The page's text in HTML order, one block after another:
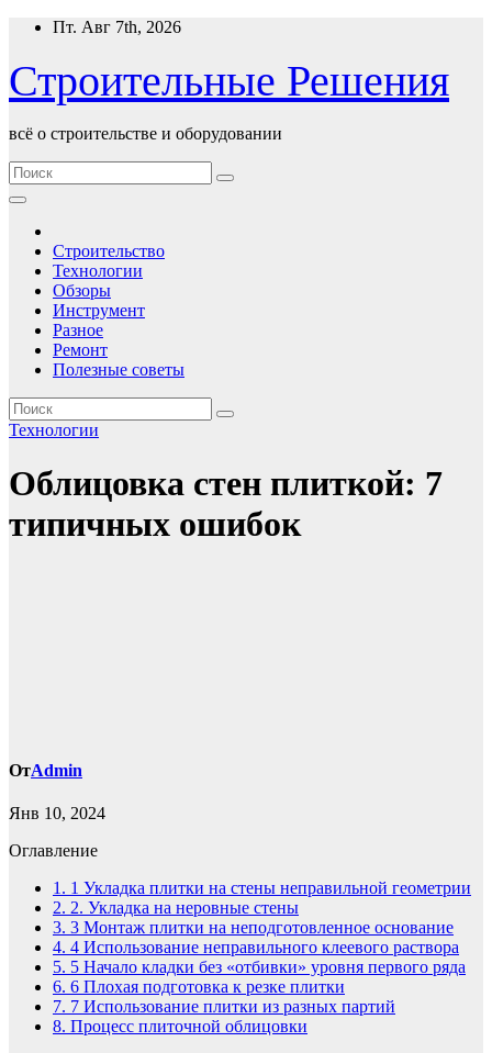
Перейти
содержимому
Пт. Авг 7th, 2026
Строительные Решения
всё о строительстве и оборудовании
Строительство
Технологии
Обзоры
Инструмент
Разное
Ремонт
Полезные советы
Технологии
Облицовка стен плиткой: 7
типичных ошибок
ОтAdmin
Янв 10, 2024
Оглавление
1. 1 Укладка плитки на стены неправильной геометрии
2. 2. Укладка на неровные стены
3. 3 Монтаж плитки на неподготовленное основание
4. 4 Использование неправильного клеевого раствора
5. 5 Начало кладки без «отбивки» уровня первого ряда
6. 6 Плохая подготовка к резке плитки
7. 7 Использование плитки из разных партий
8. Процесс плиточной облицовки